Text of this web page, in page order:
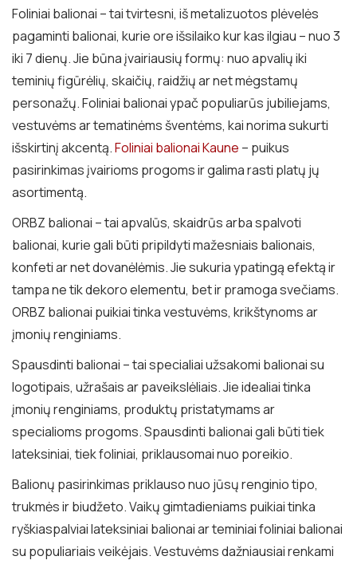
Foliniai balionai – tai tvirtesni, iš metalizuotos plėvelės
pagaminti balionai, kurie ore išsilaiko kur kas ilgiau – nuo 3
iki 7 dienų. Jie būna įvairiausių formų: nuo apvalių iki
teminių figūrėlių, skaičių, raidžių ar net mėgstamų
personažų. Foliniai balionai ypač populiarūs jubiliejams,
vestuvėms ar tematinėms šventėms, kai norima sukurti
išskirtinį akcentą.Foliniai balionai Kaune – puikus
pasirinkimas įvairioms progoms ir galima rasti platų jų
asortimentą.
ORBZ balionai – tai apvalūs, skaidrūs arba spalvoti
balionai, kurie gali būti pripildyti mažesniais balionais,
konfeti ar net dovanėlėmis. Jie sukuria ypatingą efektą ir
tampa ne tik dekoro elementu, bet ir pramoga svečiams.
ORBZ balionai puikiai tinka vestuvėms, krikštynoms ar
įmonių renginiams.
Spausdinti balionai – tai specialiai užsakomi balionai su
logotipais, užrašais ar paveikslėliais. Jie idealiai tinka
įmonių renginiams, produktų pristatymams ar
specialioms progoms. Spausdinti balionai gali būti tiek
lateksiniai, tiek foliniai, priklausomai nuo poreikio.
Balionų pasirinkimas priklauso nuo jūsų renginio tipo,
trukmės ir biudžeto. Vaikų gimtadieniams puikiai tinka
ryškiaspalviai lateksiniai balionai ar teminiai foliniai balionai
su populiariais veikėjais. Vestuvėms dažniausiai renkami